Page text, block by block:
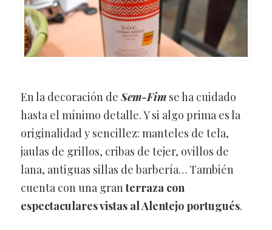
En la decoración deSem-Fimse ha cuidado
hasta el mínimo detalle. Y si algo prima es la
originalidad y sencillez: manteles de tela,
jaulas de grillos, cribas de tejer, ovillos de
lana, antiguas sillas de barbería… También
cuenta con una granterraza con
espectaculares vistas al Alentejo portugués.